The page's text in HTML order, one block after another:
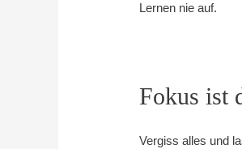
Lernen nie auf.
Fokus ist
Vergiss alles und